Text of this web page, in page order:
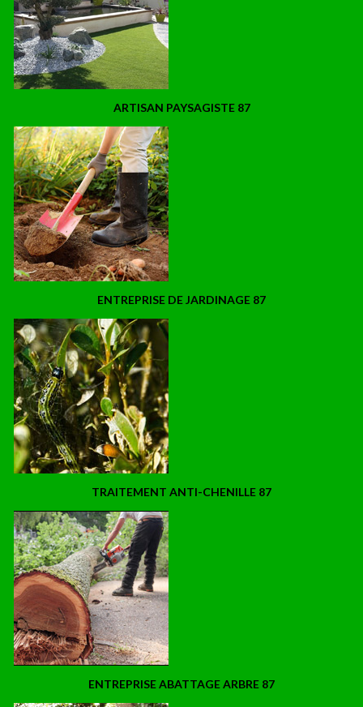
ARTISAN PAYSAGISTE 87
ENTREPRISE DE JARDINAGE 87
TRAITEMENT ANTI-CHENILLE 87
ENTREPRISE ABATTAGE ARBRE 87